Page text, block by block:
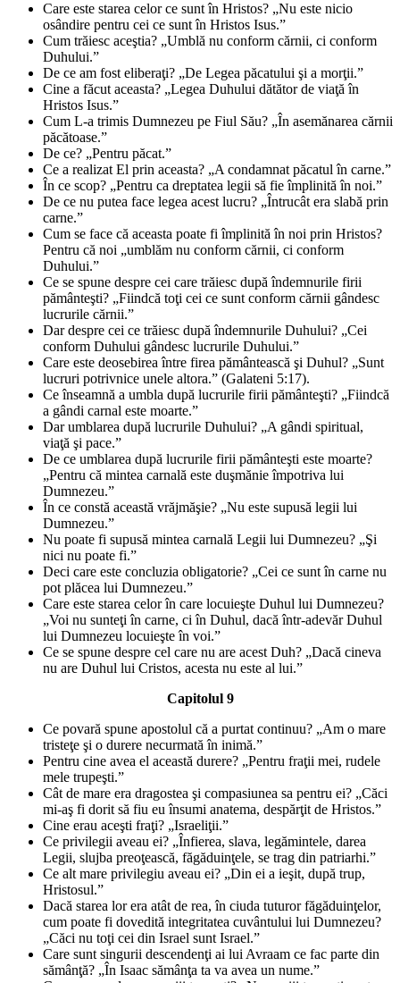
Care este starea celor ce sunt în Hristos? „Nu este nicio
osândire pentru cei ce sunt în Hristos Isus.”
Cum trăiesc aceştia? „Umblă nu conform cărnii, ci conform
Duhului.”
De ce am fost eliberaţi? „De Legea păcatului şi a morţii.”
Cine a făcut aceasta? „Legea Duhului dătător de viaţă în
Hristos Isus.”
Cum L-a trimis Dumnezeu pe Fiul Său? „În asemănarea cărnii
păcătoase.”
De ce? „Pentru păcat.”
Ce a realizat El prin aceasta? „A condamnat păcatul în carne.”
În ce scop? „Pentru ca dreptatea legii să fie împlinită în noi.”
De ce nu putea face legea acest lucru? „Întrucât era slabă prin
carne.”
Cum se face că aceasta poate fi împlinită în noi prin Hristos?
Pentru că noi „umblăm nu conform cărnii, ci conform
Duhului.”
Ce se spune despre cei care trăiesc după îndemnurile firii
pământeşti? „Fiindcă toţi cei ce sunt conform cărnii gândesc
lucrurile cărnii.”
Dar despre cei ce trăiesc după îndemnurile Duhului? „Cei
conform Duhului gândesc lucrurile Duhului.”
Care este deosebirea între firea pământească şi Duhul? „Sunt
lucruri potrivnice unele altora.” (Galateni 5:17).
Ce înseamnă a umbla după lucrurile firii pământeşti? „Fiindcă
a gândi carnal este moarte.”
Dar umblarea după lucrurile Duhului? „A gândi spiritual,
viaţă şi pace.”
De ce umblarea după lucrurile firii pământeşti este moarte?
„Pentru că mintea carnală este duşmănie împotriva lui
Dumnezeu.”
În ce constă această vrăjmăşie? „Nu este supusă legii lui
Dumnezeu.”
Nu poate fi supusă mintea carnală Legii lui Dumnezeu? „Şi
nici nu poate fi.”
Deci care este concluzia obligatorie? „Cei ce sunt în carne nu
pot plăcea lui Dumnezeu.”
Care este starea celor în care locuieşte Duhul lui Dumnezeu?
„Voi nu sunteţi în carne, ci în Duhul, dacă într-adevăr Duhul
lui Dumnezeu locuieşte în voi.”
Ce se spune despre cel care nu are acest Duh? „Dacă cineva
nu are Duhul lui Cristos, acesta nu este al lui.”
Capitolul 9
Ce povară spune apostolul că a purtat continuu? „Am o mare
tristeţe şi o durere necurmată în inimă.”
Pentru cine avea el această durere? „Pentru fraţii mei, rudele
mele trupeşti.”
Cât de mare era dragostea şi compasiunea sa pentru ei? „Căci
mi-aş fi dorit să fiu eu însumi anatema, despărţit de Hristos.”
Cine erau aceşti fraţi? „Israeliţii.”
Ce privilegii aveau ei? „Înfierea, slava, legămintele, darea
Legii, slujba preoţească, făgăduinţele, se trag din patriarhi.”
Ce alt mare privilegiu aveau ei? „Din ei a ieşit, după trup,
Hristosul.”
Dacă starea lor era atât de rea, în ciuda tuturor făgăduinţelor,
cum poate fi dovedită integritatea cuvântului lui Dumnezeu?
„Căci nu toţi cei din Israel sunt Israel.”
Care sunt singurii descendenţi ai lui Avraam ce fac parte din
sămânţă? „În Isaac sămânţa ta va avea un nume.”